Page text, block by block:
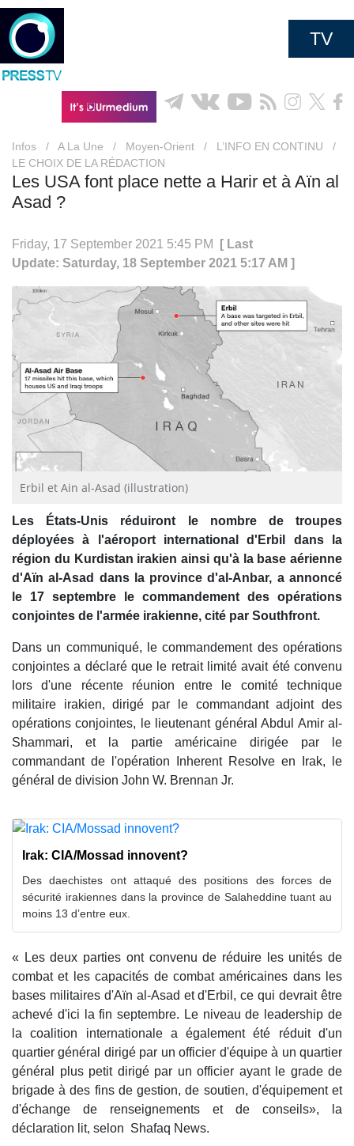
TV
Infos / A La Une / Moyen-Orient / L’INFO EN CONTINU
/
LE CHOIX DE LA RÉDACTION
Les USA font place nette a Harir et à Aïn al
Asad ?
Friday, 17 September 2021 5:45 PM
[ Last
Update: Saturday, 18 September 2021 5:17 AM ]
Erbil et Ain al-Asad (illustration)
Les États-Unis réduiront le nombre de troupes
déployées à l'aéroport international d'Erbil dans la
région du Kurdistan irakien ainsi qu'à la base aérienne
d'Aïn al-Asad dans la province d'al-Anbar, a annoncé
le 17 septembre le commandement des opérations
conjointes de l'armée irakienne, cité par Southfront.
Dans un communiqué, le commandement des opérations
conjointes a déclaré que le retrait limité avait été convenu
lors d'une récente réunion entre le comité technique
militaire irakien, dirigé par le commandant adjoint des
opérations conjointes, le lieutenant général Abdul Amir al-
Shammari, et la partie américaine dirigée par le
commandant de l'opération Inherent Resolve en Irak, le
général de division John W. Brennan Jr.
Irak: CIA/Mossad innovent?
Des daechistes ont attaqué des positions des forces de
sécurité irakiennes dans la province de Salaheddine tuant au
moins 13 d’entre eux.
« Les deux parties ont convenu de réduire les unités de
combat et les capacités de combat américaines dans les
bases militaires d'Aïn al-Asad et d'Erbil, ce qui devrait être
achevé d'ici la fin septembre. Le niveau de leadership de
la coalition internationale a également été réduit d'un
quartier général dirigé par un officier d'équipe à un quartier
général plus petit dirigé par un officier ayant le grade de
brigade à des fins de gestion, de soutien, d'équipement et
d'échange de renseignements et de conseils», la
déclaration lit, selon Shafaq News.